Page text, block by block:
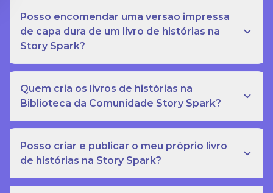
Posso encomendar uma versão impressa
de capa dura de um livro de histórias na
Story Spark?
Quem cria os livros de histórias na
Biblioteca da Comunidade Story Spark?
Posso criar e publicar o meu próprio livro
de histórias na Story Spark?